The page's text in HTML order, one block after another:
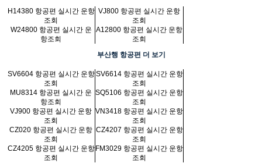
H14380 항공편 실시간 운항
조회
VJ800 항공편 실시간 운항
조회
W24800 항공편 실시간 운
항조회
A12800 항공편 실시간 운항
조회
부산행 항공편 더 보기
SV6604 항공편 실시간 운항
조회
SV6614 항공편 실시간 운항
조회
MU8314 항공편 실시간 운
항조회
SQ5106 항공편 실시간 운항
조회
VJ900 항공편 실시간 운항
조회
VN3418 항공편 실시간 운항
조회
CZ020 항공편 실시간 운항
조회
CZ4207 항공편 실시간 운항
조회
CZ4205 항공편 실시간 운항
조회
FM3029 항공편 실시간 운항
조회